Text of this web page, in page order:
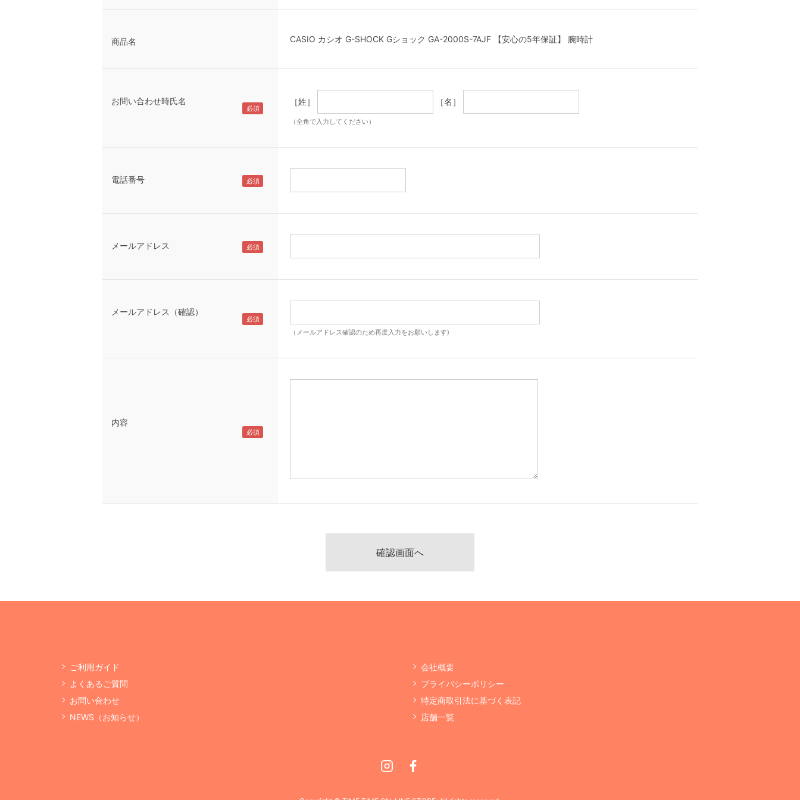
商品名 CASIO カシオ G-SHOCK Gショック GA-2000S-7AJF 【安心の5年保証】 腕時計
お問い合わせ時氏名 ［姓］ ［名］
（全角で入力してください）
電話番号
メールアドレス
メールアドレス（確認）
（メールアドレス確認のため再度入力をお願いします)
内容
ご利用ガイド
よくあるご質問
お問い合わせ
NEWS（お知らせ）
会社概要
プライバシーポリシー
特定商取引法に基づく表記
店舗一覧